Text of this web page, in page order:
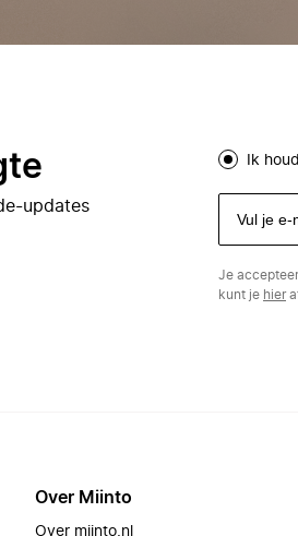
updates
Ik
Je
kunt je hier
Over Miinto
Over miinto.nl